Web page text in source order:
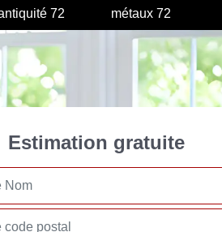
72
métaux 72
Estimation gratuite